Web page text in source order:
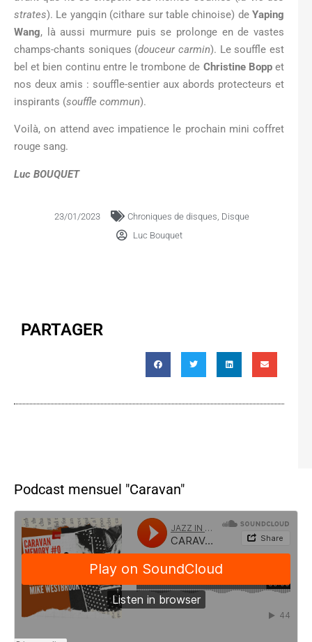
strates). Le yangqin (cithare sur table chinoise) de Yaping
Wang, là aussi murmure puis se prolonge en de vastes
champs-chants soniques (douceur carmin). Le souffle est
bel et bien continu entre le trombone de Christine Boppet
nos deux amis : souffle-sentier aux abords protecteurs et
inspirants (souffle commun).
Voilà, on attend avec impatience le prochain mini coffret
rouge sang.
Luc BOUQUET
23/01/2023 Chroniques de disques Disque
Luc Bouquet
PARTAGER
Podcast mensuel "Caravan"